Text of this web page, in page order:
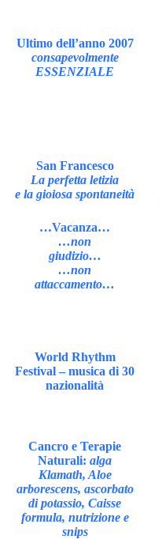
Ultimo dell’anno 2007
consapevolmente
ESSENZIALE
San Francesco
La perfetta letizia
e la gioiosa spontaneità
…Vacanza…
…non
giudizio…
…non
attaccamento…
World Rhythm
Festival – musica di 30
nazionalità
Cancro e Terapie
Naturali: alga
Klamath, Aloe
arborescens, ascorbato
di potassio, Caisse
formula, nutrizione e
snips